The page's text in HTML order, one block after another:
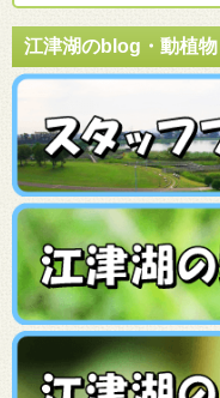
江津湖のblog・動植物